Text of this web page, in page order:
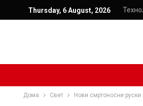
Thursday, 6 August, 2026
Дома Свет Нови смртоносни